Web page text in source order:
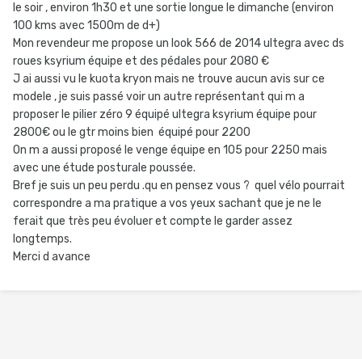
le soir , environ 1h30 et une sortie longue le dimanche (environ
100 kms avec 1500m de d+)
Mon revendeur me propose un look 566 de 2014 ultegra avec ds
roues ksyrium équipe et des pédales pour 2080 €
J ai aussi vu le kuota kryon mais ne trouve aucun avis sur ce
modele , je suis passé voir un autre représentant qui m a
proposer le pilier zéro 9 équipé ultegra ksyrium équipe pour
2800€ ou le gtr moins bien équipé pour 2200
On m a aussi proposé le venge équipe en 105 pour 2250 mais
avec une étude posturale poussée.
Bref je suis un peu perdu .qu en pensez vous ? quel vélo pourrait
correspondre a ma pratique a vos yeux sachant que je ne le
ferait que très peu évoluer et compte le garder assez
longtemps.
Merci d avance